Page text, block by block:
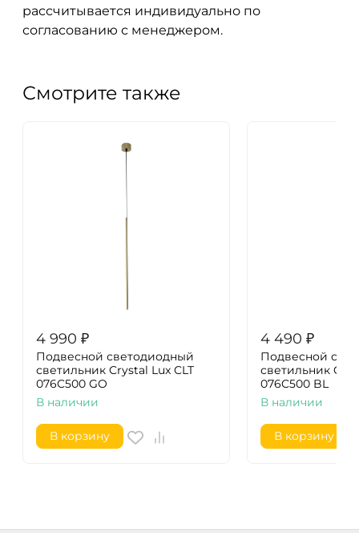
рассчитывается индивидуально по
согласованию с менеджером.
Смотрите также
4 990 ₽
Подвесной светодиодный
светильник Crystal Lux CLT
076C500 GO
В наличии
В корзину
4 490 ₽
Подвесной
светильник
076C500 BL
В наличии
В корзину